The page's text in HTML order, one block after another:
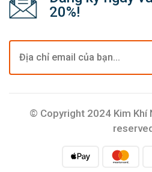
20%!
© Copyright 2024 Kim Khí